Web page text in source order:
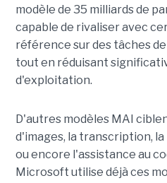
modèle de 35 milliards de
capable de rivaliser avec
référence sur des tâches
tout en réduisant
d'exploitation.
D'autres modèles MAI
d'images, la transcription,
ou encore l'assistance au
Microsoft utilise déjà ces